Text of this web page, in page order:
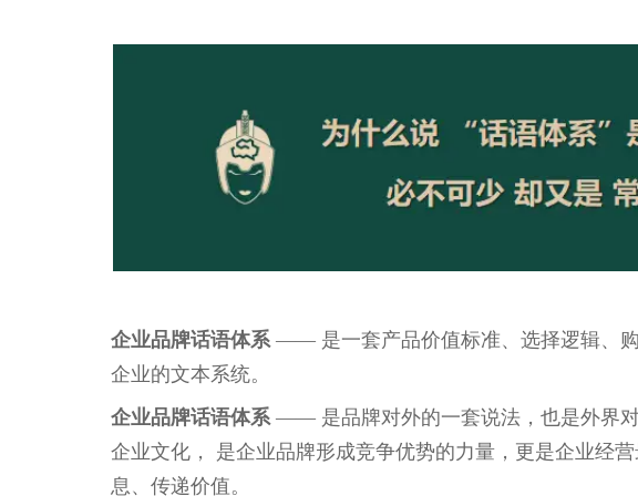
企业品牌话语体系 —— 是一套产品价值标准、选择逻辑、
企业的文本系统。
企业品牌话语体系 —— 是品牌对外的一套说法，也是外界
企业文化， 是企业品牌形成竞争优势的力量，更是企业经
息、传递价值。